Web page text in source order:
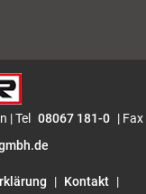
| Tel 08067 181-0 | Fax
| Kontakt |